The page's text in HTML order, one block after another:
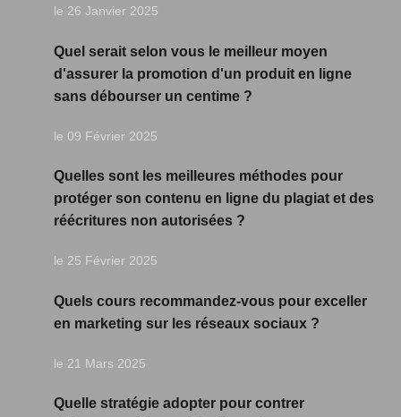
le 26 Janvier 2025
Quel serait selon vous le meilleur moyen
d'assurer la promotion d'un produit en ligne
sans débourser un centime ?
le 09 Février 2025
Quelles sont les meilleures méthodes pour
protéger son contenu en ligne du plagiat et des
réécritures non autorisées ?
le 25 Février 2025
Quels cours recommandez-vous pour exceller
en marketing sur les réseaux sociaux ?
le 21 Mars 2025
Quelle stratégie adopter pour contrer